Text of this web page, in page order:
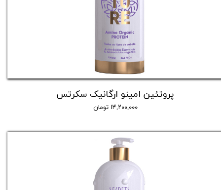
پروتئین امینو ارگانیک سکرتس
۱۴,۲۰۰,۰۰۰ تومان